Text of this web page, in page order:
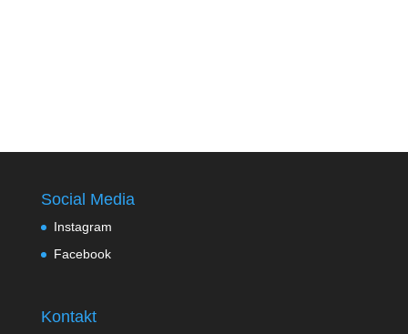
Social Media
Instagram
Facebook
Kontakt